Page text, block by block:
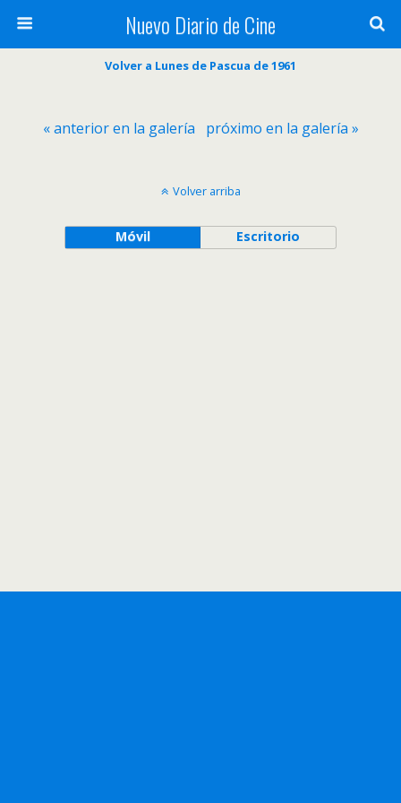
Nuevo Diario de Cine
Volver a Lunes de Pascua de 1961
« anterior en la galería próximo en la galería »
Volver arriba
Móvil Escritorio